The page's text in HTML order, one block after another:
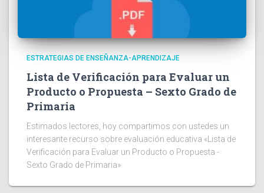
ESTRATEGIAS DE ENSEÑANZA-APRENDIZAJE
Lista de Verificación para Evaluar un
Producto o Propuesta – Sexto Grado de
Primaria
Estimados lectores, hoy compartimos con ustedes un
interesante recurso sobre evaluación educativa «Lista de
Verificación para Evaluar un Producto o Propuesta -
Sexto Grado de Primaria»